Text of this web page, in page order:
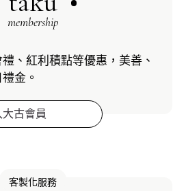
membership
、紅利積點等優惠，美善、
金。
大古會員
客製化服務